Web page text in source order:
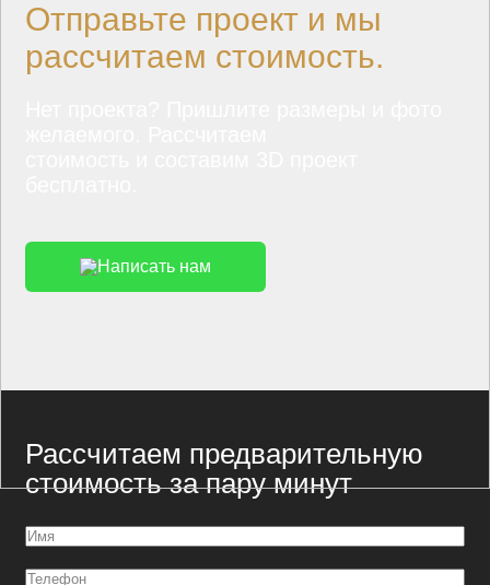
Отправьте проект и мы
рассчитаем стоимость.
Написать нам
Рассчитаем предварительную
стоимость за пару минут
Имя
Телефон